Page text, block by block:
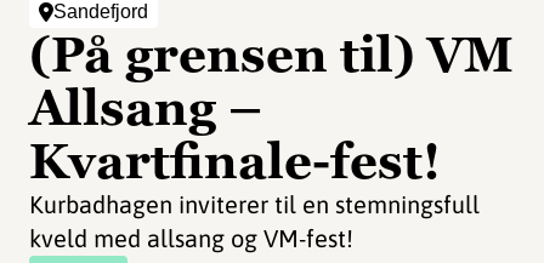
Sandefjord
(På grensen til) VM
Allsang –
Kvartfinale-fest!
Kurbadhagen inviterer til en stemningsfull
kveld med allsang og VM-fest!